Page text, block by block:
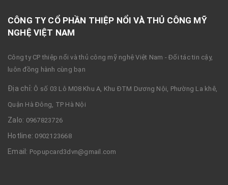
CÔNG TY CỔ PHẦN THIỆP NỔI VÀ THỦ CÔNG MỸ
NGHỆ VIỆT NAM
Công ty CP thiệp nổi và thủ công mỹ nghệ Việt Nam - Đối tác tin cậy,
luôn đồng hành cùng bạn
Địa chỉ: Ô số 03 Lô M08 Khu A, Khu ĐTM Dương Nội, Phường La khê,
Quận Hà Đông, TP Hà Nội
Zalo: 0967823726
Hotline: 0902123668
Email: Popupcard3dvn@gmail.com